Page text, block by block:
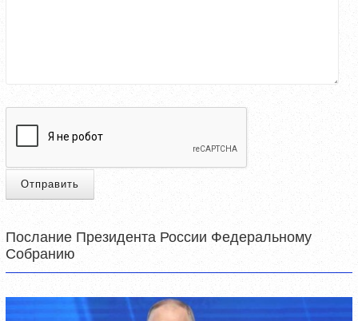
Отправить
Послание Президента России Федеральному
Собранию